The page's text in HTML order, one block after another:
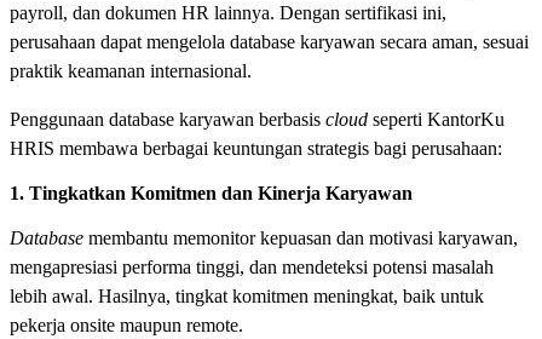
payroll, dan dokumen HR lainnya. Dengan sertifikasi ini,
perusahaan dapat mengelola database karyawan secara aman, sesuai
praktik keamanan internasional.
Penggunaan database karyawan berbasis cloud seperti KantorKu
HRIS membawa berbagai keuntungan strategis bagi perusahaan:
1. Tingkatkan Komitmen dan Kinerja Karyawan
Database membantu memonitor kepuasan dan motivasi karyawan,
mengapresiasi performa tinggi, dan mendeteksi potensi masalah
lebih awal. Hasilnya, tingkat komitmen meningkat, baik untuk
pekerja onsite maupun remote.